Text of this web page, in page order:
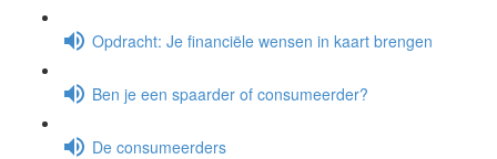
Opdracht: Je financiële wensen in kaart brengen
Ben je een spaarder of consumeerder?
De consumeerders